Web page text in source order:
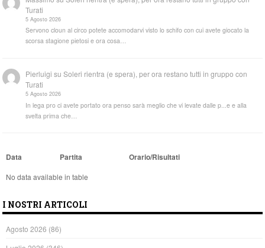
Turati
5 Agosto 2026
Servono cloun al circo potete accomodarvi visto lo schifo con cui avete giocato la
scorsa stagione pietosi e ora cosa…
Pierluigi suSoleri rientra (e spera), per ora restano tutti in gruppo con
Turati
5 Agosto 2026
In lega pro ci avete portato ora penso sarà meglio che vi levate dalle p...e e alla
svelta prima che…
Data Partita Orario/Risultati
No data available in table
I NOSTRI ARTICOLI
Agosto 2026 (86)